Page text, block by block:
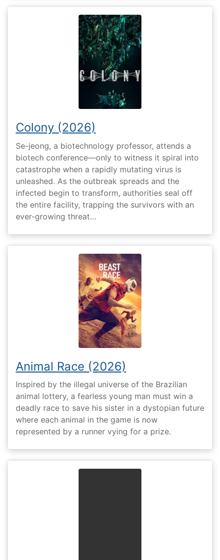
Colony (2026)
Se-jeong, a biotechnology professor, attends a
biotech conference—only to witness it spiral into
catastrophe when a rapidly mutating virus is
unleashed. As the outbreak spreads and the
infected begin to transform, authorities seal off
the entire facility, trapping the survivors with an
ever-growing threat…
Animal Race (2026)
Inspired by the illegal universe of the Brazilian
animal lottery, a fearless young man must win a
deadly race to save his sister in a dystopian future
where each animal in the game is now
represented by a runner vying for a prize.